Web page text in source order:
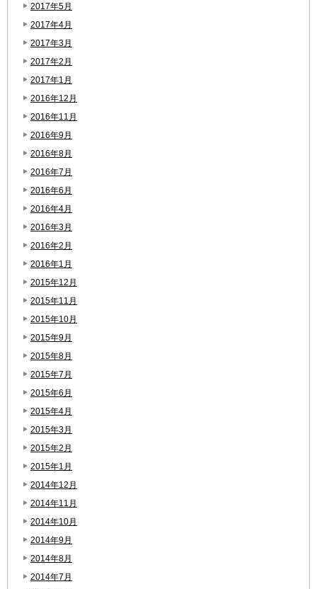
2017年5月
2017年4月
2017年3月
2017年2月
2017年1月
2016年12月
2016年11月
2016年9月
2016年8月
2016年7月
2016年6月
2016年4月
2016年3月
2016年2月
2016年1月
2015年12月
2015年11月
2015年10月
2015年9月
2015年8月
2015年7月
2015年6月
2015年4月
2015年3月
2015年2月
2015年1月
2014年12月
2014年11月
2014年10月
2014年9月
2014年8月
2014年7月